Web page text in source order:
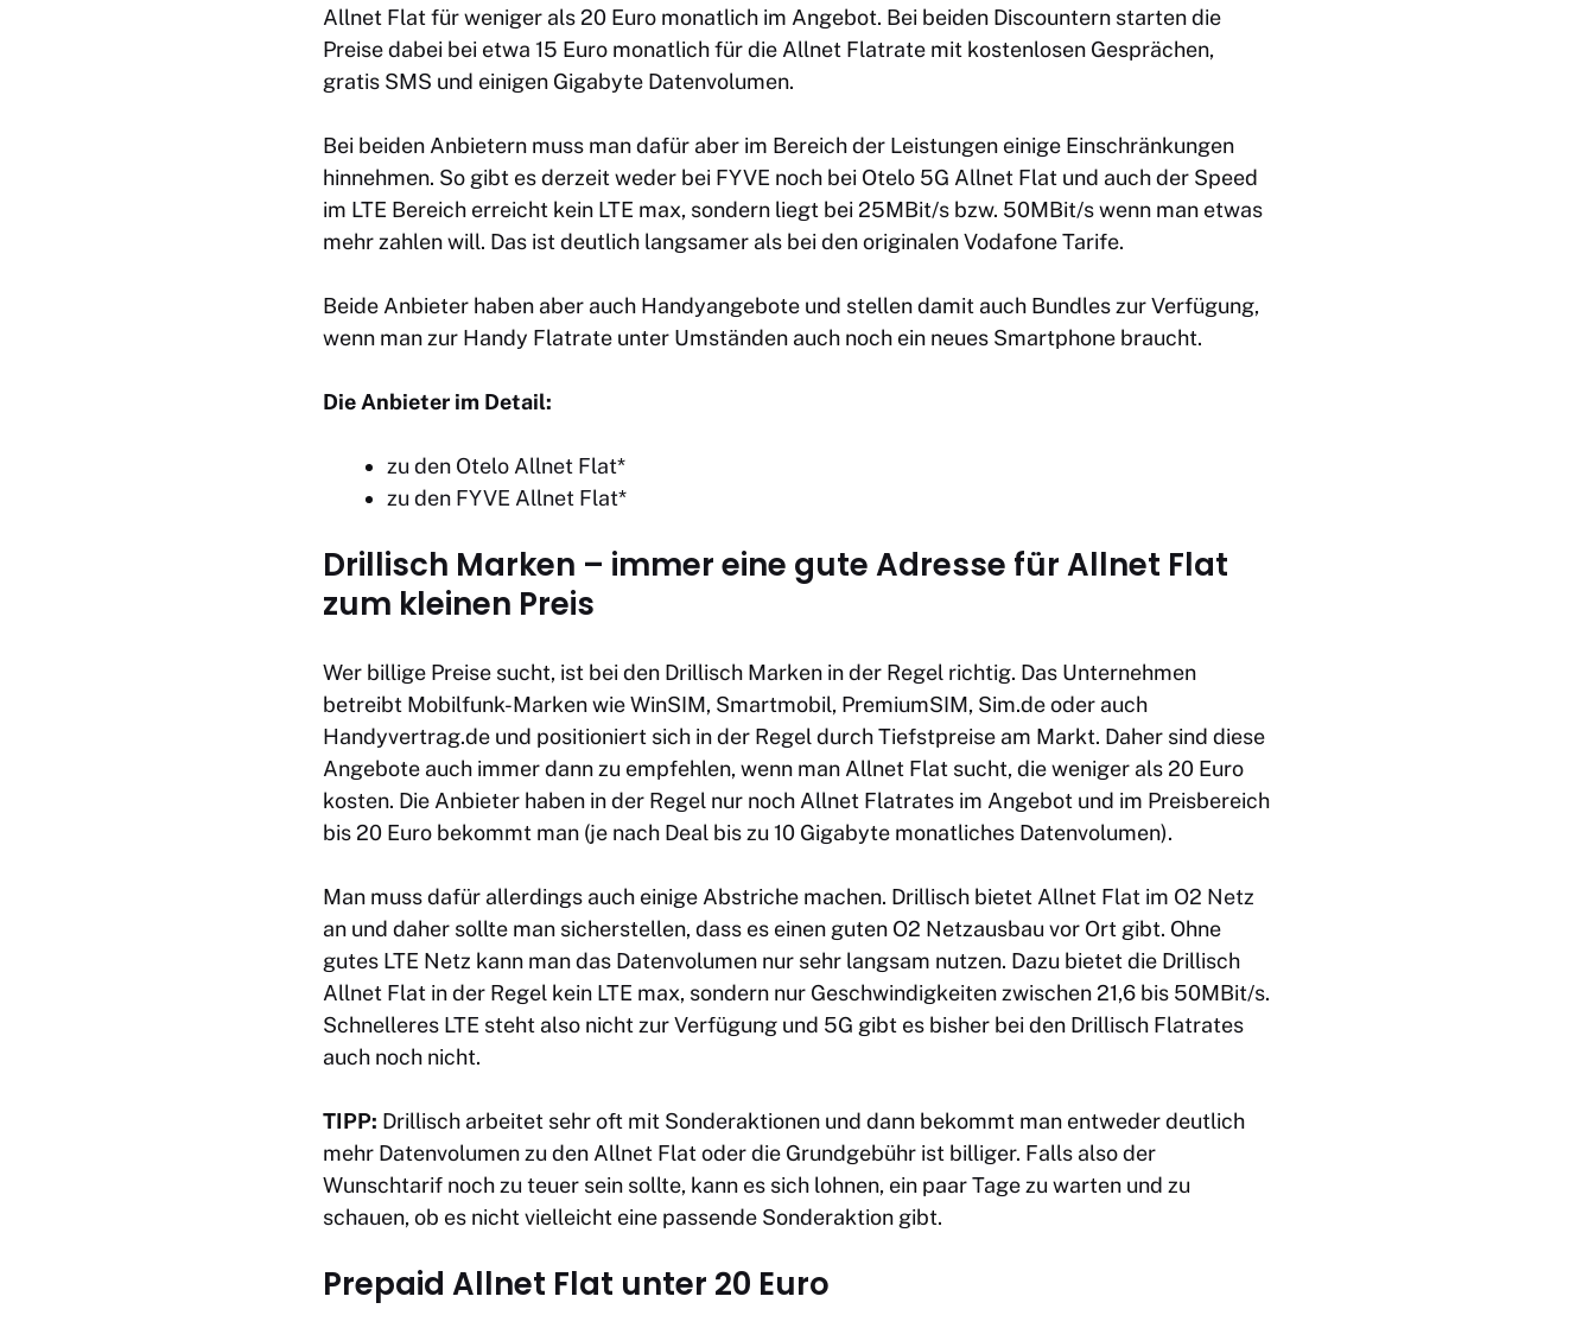
Allnet Flat für weniger als 20 Euro monatlich im Angebot. Bei beiden Discountern starten die
Preise dabei bei etwa 15 Euro monatlich für die Allnet Flatrate mit kostenlosen Gesprächen,
gratis SMS und einigen Gigabyte Datenvolumen.
Bei beiden Anbietern muss man dafür aber im Bereich der Leistungen einige Einschränkungen
hinnehmen. So gibt es derzeit weder bei FYVE noch bei Otelo 5G Allnet Flat und auch der Speed
im LTE Bereich erreicht kein LTE max, sondern liegt bei 25MBit/s bzw. 50MBit/s wenn man etwas
mehr zahlen will. Das ist deutlich langsamer als bei den originalen Vodafone Tarife.
Beide Anbieter haben aber auch Handyangebote und stellen damit auch Bundles zur Verfügung,
wenn man zur Handy Flatrate unter Umständen auch noch ein neues Smartphone braucht.
Die Anbieter im Detail:
zu den Otelo Allnet Flat*
zu den FYVE Allnet Flat*
Drillisch Marken – immer eine gute Adresse für Allnet Flat
zum kleinen Preis
Wer billige Preise sucht, ist bei den Drillisch Marken in der Regel richtig. Das Unternehmen
betreibt Mobilfunk-Marken wie WinSIM, Smartmobil, PremiumSIM, Sim.de oder auch
Handyvertrag.de und positioniert sich in der Regel durch Tiefstpreise am Markt. Daher sind diese
Angebote auch immer dann zu empfehlen, wenn man Allnet Flat sucht, die weniger als 20 Euro
kosten. Die Anbieter haben in der Regel nur noch Allnet Flatrates im Angebot und im Preisbereich
bis 20 Euro bekommt man (je nach Deal bis zu 10 Gigabyte monatliches Datenvolumen).
Man muss dafür allerdings auch einige Abstriche machen. Drillisch bietet Allnet Flat im O2 Netz
an und daher sollte man sicherstellen, dass es einen guten O2 Netzausbau vor Ort gibt. Ohne
gutes LTE Netz kann man das Datenvolumen nur sehr langsam nutzen. Dazu bietet die Drillisch
Allnet Flat in der Regel kein LTE max, sondern nur Geschwindigkeiten zwischen 21,6 bis 50MBit/s.
Schnelleres LTE steht also nicht zur Verfügung und 5G gibt es bisher bei den Drillisch Flatrates
auch noch nicht.
TIPP: Drillisch arbeitet sehr oft mit Sonderaktionen und dann bekommt man entweder deutlich
mehr Datenvolumen zu den Allnet Flat oder die Grundgebühr ist billiger. Falls also der
Wunschtarif noch zu teuer sein sollte, kann es sich lohnen, ein paar Tage zu warten und zu
schauen, ob es nicht vielleicht eine passende Sonderaktion gibt.
Prepaid Allnet Flat unter 20 Euro